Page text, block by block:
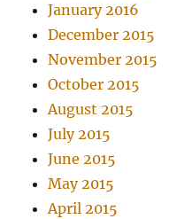
January 2016
December 2015
November 2015
October 2015
August 2015
July 2015
June 2015
May 2015
April 2015